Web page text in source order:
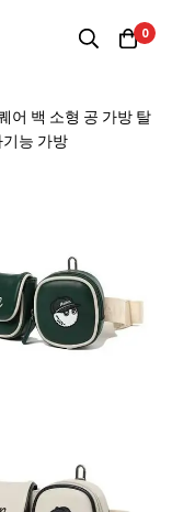
0
어 백 소형 공 가방 탈
능 가방